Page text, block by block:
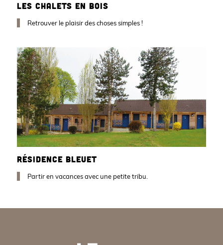
LES CHALETS EN BOIS
Retrouver le plaisir des choses simples !
RÉSIDENCE BLEUET
Partir en vacances avec une petite tribu.